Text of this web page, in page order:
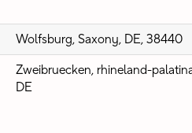
Wolfsburg, Saxony, DE, 38440
Zweibruecken, rhineland-
DE